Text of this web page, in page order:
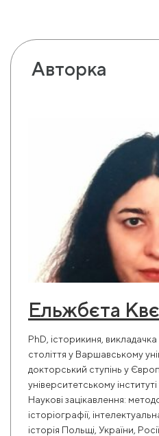
Авторка
Ельжбєта
PhD, історикиня, викладачка
століття у Варшавському
докторський ступінь у
університетському
Наукові зацікавлення:
історіографії,
історія Польщі, України,